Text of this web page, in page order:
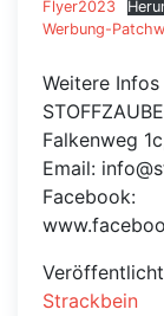
Flyer2023
Werbung-
Weitere
Falkenweg
Email:
Facebook:
Strackbein